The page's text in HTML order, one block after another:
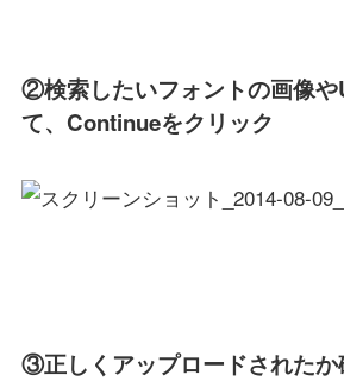
②検索したいフォントの画像や
て、Continueをクリック
③正しくアップロードされたか